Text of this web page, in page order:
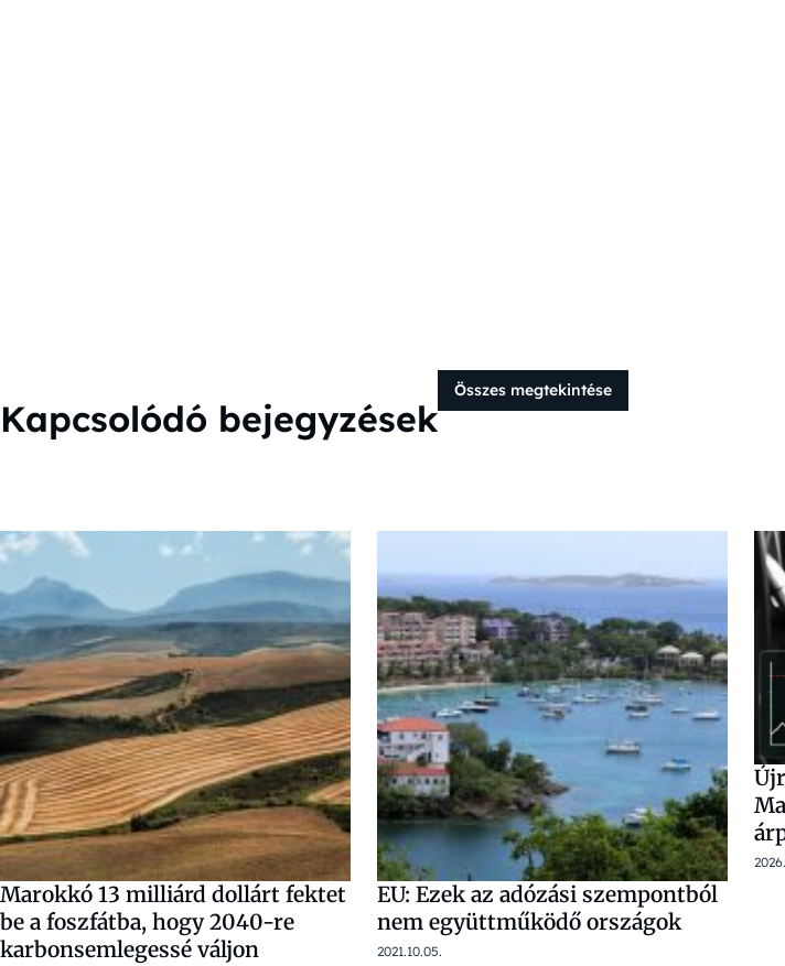
Kapcsolódó bejegyzések
Összes megtekintése
Marokkó 13 milliárd dollárt fektet
be a foszfátba, hogy 2040-re
karbonsemlegessé váljon
EU: Ezek az adózási szempontból
nem együttműködő országok
2021.10.05.